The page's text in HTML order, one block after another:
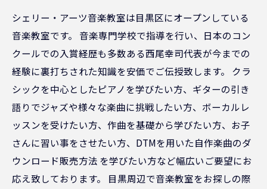
シェリー・アーツ音楽教室は目黒区にオープンしている
音楽教室です。 音楽専門学校で指導を行い、日本のコン
クールでの入賞経歴も多数ある西尾幸司代表が今までの
経験に裏打ちされた知識を安価でご伝授致します。 クラ
シックを中心としたピアノを学びたい方、ギターの引き
語りでジャズや様々な楽曲に挑戦したい方、ボーカルレ
ッスンを受けたい方、作曲を基礎から学びたい方、お子
さんに習い事をさせたい方、DTMを用いた自作楽曲のダ
ウンロード販売方法 を学びたい方など幅広いご要望にお
応え致しております。 目黒周辺で音楽教室をお探しの際